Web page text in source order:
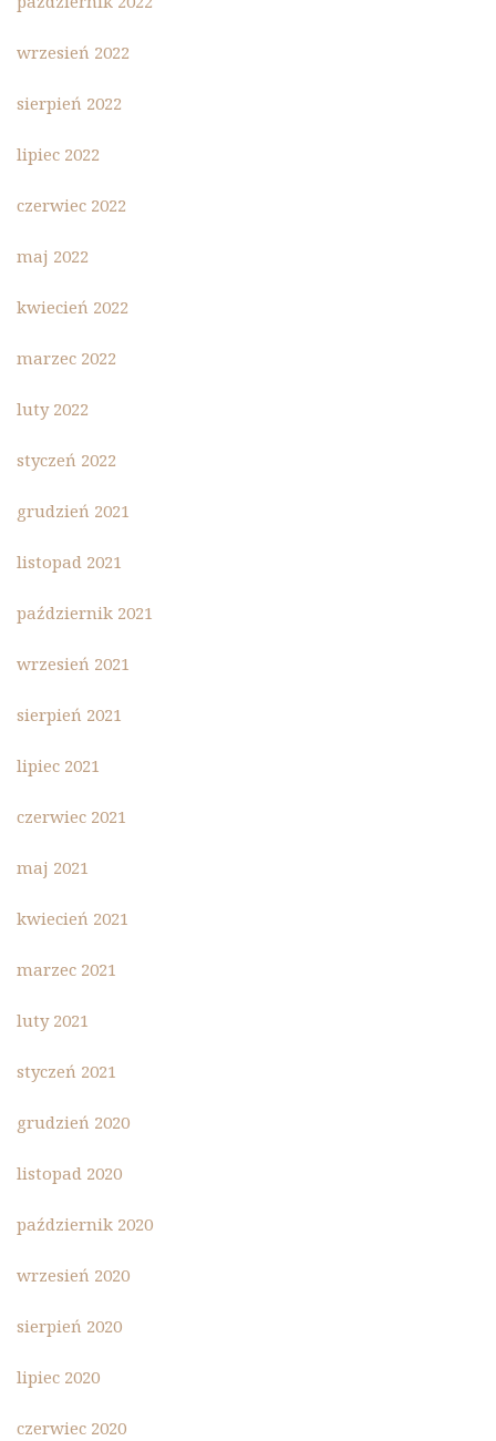
wrzesień 2022
sierpień 2022
lipiec 2022
czerwiec 2022
maj 2022
kwiecień 2022
marzec 2022
luty 2022
styczeń 2022
grudzień 2021
listopad 2021
październik 2021
wrzesień 2021
sierpień 2021
lipiec 2021
czerwiec 2021
maj 2021
kwiecień 2021
marzec 2021
luty 2021
styczeń 2021
grudzień 2020
listopad 2020
październik 2020
wrzesień 2020
sierpień 2020
lipiec 2020
czerwiec 2020